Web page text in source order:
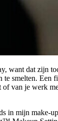
want dat zijn
smelten.
van je werk
in mijn